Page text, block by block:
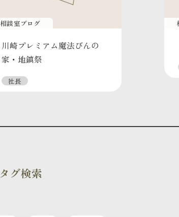
相談室ブログ
川崎プレミアム魔法びんの
家・地鎮祭
社長
タグ検索